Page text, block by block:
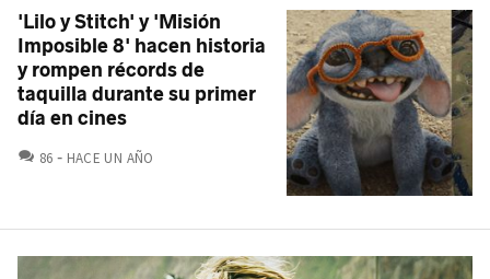
'Lilo y Stitch' y 'Misión
Imposible 8' hacen historia
y rompen récords de
taquilla durante su primer
día en cines
86 COMENTARIOS
HACE UN AÑO